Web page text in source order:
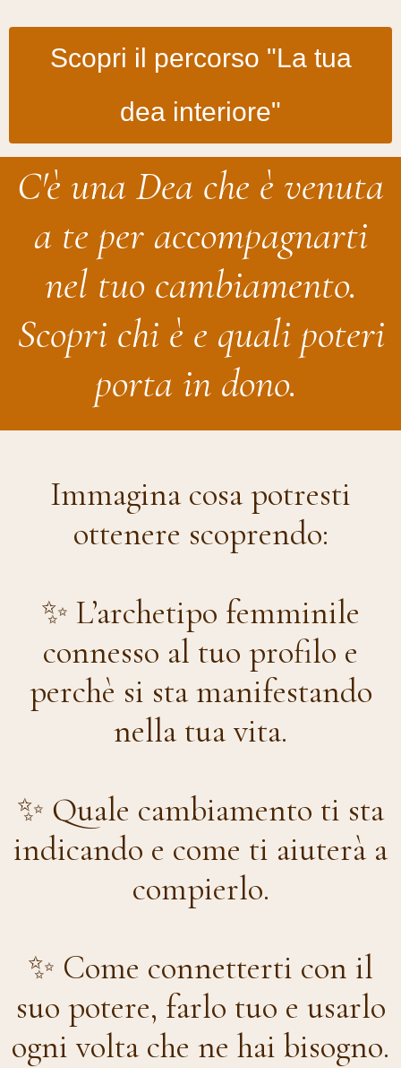
Scopri il percorso "La tua
dea interiore"
C'è una Dea che è venuta
a te per accompagnarti
nel tuo cambiamento.
Scopri chi è e quali poteri
porta in dono.
Immagina cosa potresti
ottenere scoprendo:
✨ L’archetipo femminile
connesso al tuo profilo e
perchè si sta manifestando
nella tua vita.
✨ Quale cambiamento ti sta
indicando e come ti aiuterà a
compierlo.
✨ Come connetterti con il
suo potere, farlo tuo e usarlo
ogni volta che ne hai bisogno.